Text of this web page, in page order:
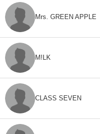
Mrs. GREEN APPLE
M!LK
CLASS SEVEN